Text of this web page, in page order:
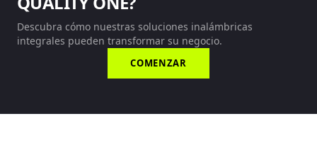
Descubra cómo nuestras soluciones inalámbricas
integrales pueden transformar su negocio.
COMENZAR